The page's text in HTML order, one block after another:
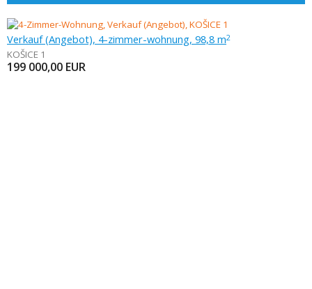
Verkauf (Angebot), 4-zimmer-wohnung, 98,8 m2
KOŠICE 1
199 000,00 EUR